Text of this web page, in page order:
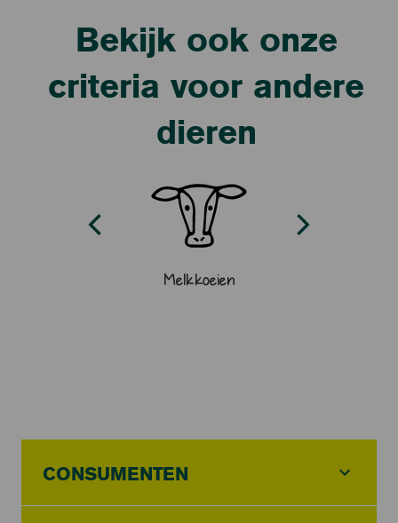
Bekijk ook onze
criteria voor andere
dieren
Melkkoeien
CONSUMENTEN